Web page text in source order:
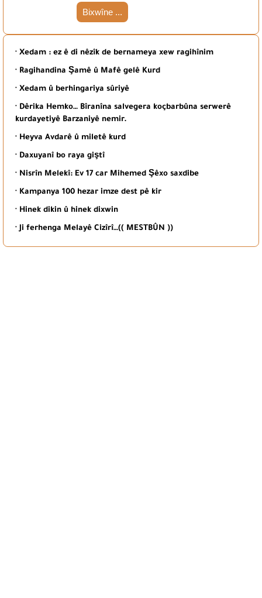
Bixwîne ...
· Xedam : ez ê di nêzîk de bernameya xew ragihînim
· Ragihandina Şamê û Mafê gelê Kurd
· Xedam û berhingariya sûriyê
· Dêrika Hemko… Bîranîna salvegera koçbarbûna serwerê
kurdayetiyê Barzaniyê nemir.
· Heyva Avdarê û miletê kurd
· Daxuyanî bo raya giştî
· Nisrîn Melekî: Ev 17 car Mihemed Şêxo saxdibe
· Kampanya 100 hezar imze dest pê kir
· Hinek dikin û hinek dixwin
· Ji ferhenga Melayê Cizîrî…(( MESTBÛN ))